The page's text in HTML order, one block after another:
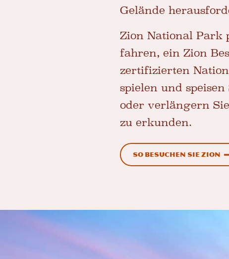
Gelände
Zion National Park
fahren, ein Zion
zertifizierten
spielen und
oder verlängern
zu erkunden.
So besuchen Sie Zion